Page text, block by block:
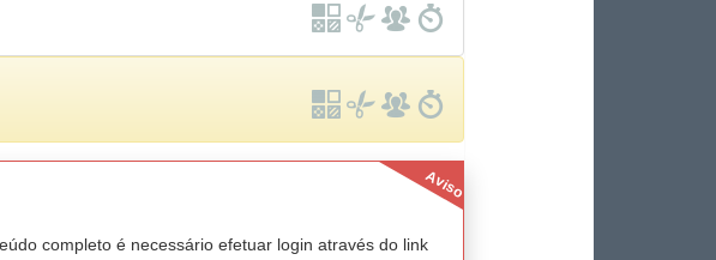
Aviso
completo é necessário efetuar login através do link